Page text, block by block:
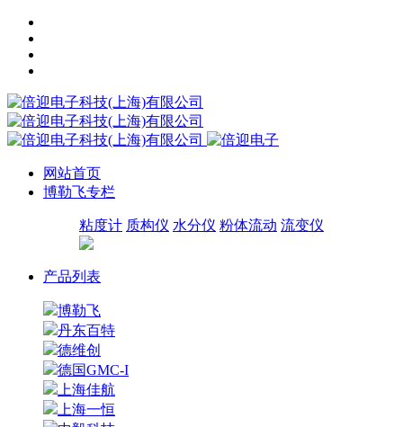
网站首页
博勒飞专栏
粘度计 质构仪 水分仪 粉体流动 流变仪
产品列表
博勒飞
丹东百特
德维创
德国GMC-I
上海佳航
上海一恒